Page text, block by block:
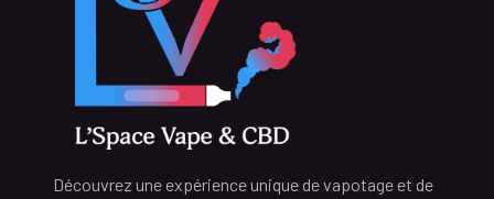
Découvrez une expérience unique de vapotage et de